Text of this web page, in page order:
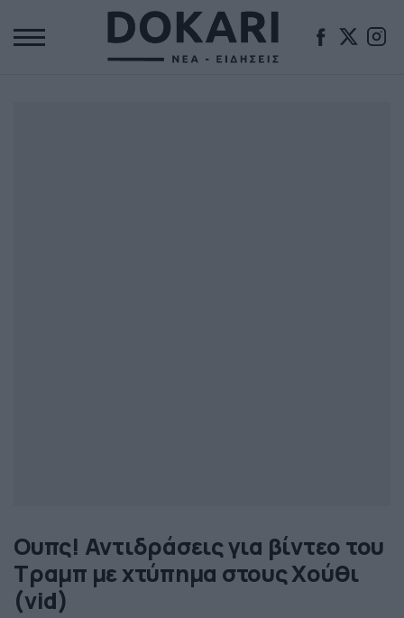
Ουπς! Αντιδράσεις για βίντεο του
Τραμπ με χτύπημα στους Χούθι
(vid)